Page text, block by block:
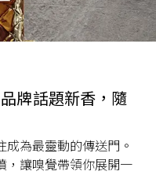
牌話題新香，隨
為最靈動的傳送門。
，讓嗅覺帶領你展開一